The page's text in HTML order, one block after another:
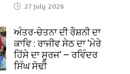
27 July 2026
ਅੰਤਰ-ਚੇਤਨਾ ਦੀ ਰੌਸ਼ਨੀ ਦਾ
ਕਾਵਿ : ਰਾਜੀਵ ਸੇਠ ਦਾ ‘ਮੇਰੇ
ਹਿੱਸੇ ਦਾ ਸੂਰਜ’ — ਰਵਿੰਦਰ
ਸਿੰਘ ਸੋਢੀ